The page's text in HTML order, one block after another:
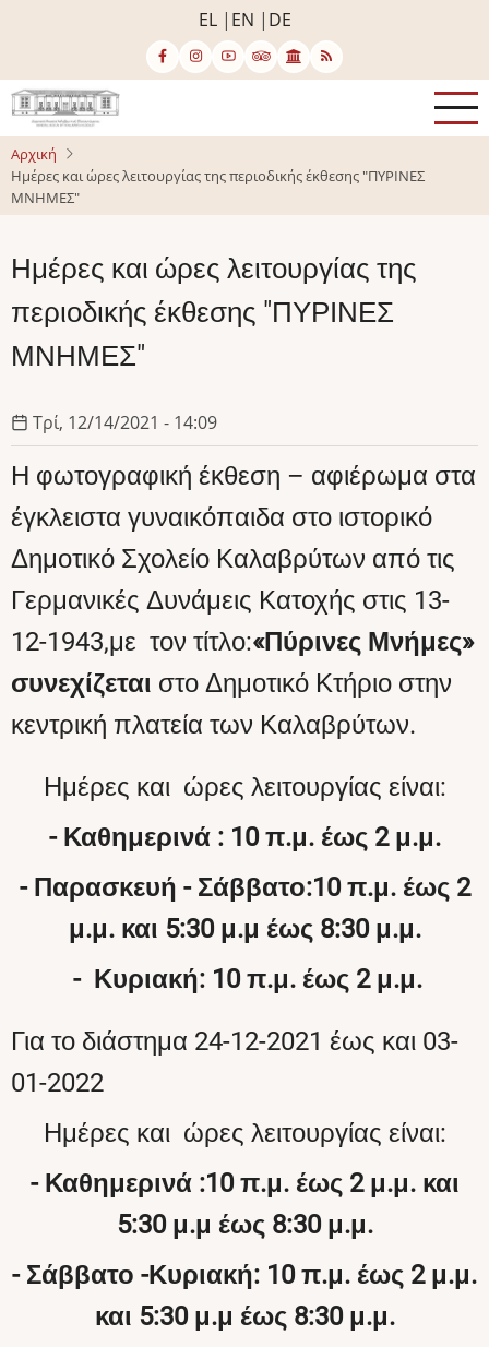
κυρίως
περιεχόμενο
EL EN DE
Αρχική
Ημέρες και ώρες λειτουργίας της περιοδικής έκθεσης "ΠΥΡΙΝΕΣ
ΜΝΗΜΕΣ"
Ημέρες και ώρες λειτουργίας της
περιοδικής έκθεσης "ΠΥΡΙΝΕΣ
ΜΝΗΜΕΣ"
Τρί, 12/14/2021 - 14:09
Η φωτογραφική έκθεση – αφιέρωμα στα
έγκλειστα γυναικόπαιδα στο ιστορικό
Δημοτικό Σχολείο Καλαβρύτων από τις
Γερμανικές Δυνάμεις Κατοχής στις 13-
12-1943,με τον τίτλο:«Πύρινες Μνήμες»
συνεχίζεται στο Δημοτικό Κτήριο στην
κεντρική πλατεία των Καλαβρύτων.
Ημέρες και ώρες λειτουργίας είναι:
- Καθημερινά : 10 π.μ. έως 2 μ.μ.
- Παρασκευή - Σάββατο:10 π.μ. έως 2
μ.μ. και 5:30 μ.μ έως 8:30 μ.μ.
- Κυριακή: 10 π.μ. έως 2 μ.μ.
Για το διάστημα 24-12-2021 έως και 03-
01-2022
Ημέρες και ώρες λειτουργίας είναι:
- Καθημερινά :10 π.μ. έως 2 μ.μ. και
5:30 μ.μ έως 8:30 μ.μ.
- Σάββατο -Κυριακή: 10 π.μ. έως 2 μ.μ.
και 5:30 μ.μ έως 8:30 μ.μ.